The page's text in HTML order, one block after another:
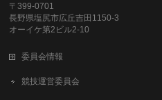
〒399-0701
長野県塩尻市広丘吉田1150-3
オーイケ第2ビル2-10
委員会情報
競技運営委員会